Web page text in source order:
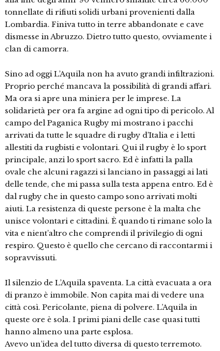
tonnellate di rifiuti solidi urbani provenienti dalla
Lombardia. Finiva tutto in terre abbandonate e cave
dismesse in Abruzzo. Dietro tutto questo, ovviamente i
clan di camorra.
Sino ad oggi L’Aquila non ha avuto grandi infiltrazioni.
Proprio perché mancava la possibilità di grandi affari.
Ma ora si apre una miniera per le imprese. La
solidarietà per ora fa argine ad ogni tipo di pericolo. Al
campo del Paganica Rugby mi mostrano i pacchi
arrivati da tutte le squadre di rugby d’Italia e i letti
allestiti da rugbisti e volontari. Qui il rugby è lo sport
principale, anzi lo sport sacro. Ed è infatti la palla
ovale che alcuni ragazzi si lanciano in passaggi ai lati
delle tende, che mi passa sulla testa appena entro. Ed è
dal rugby che in questo campo sono arrivati molti
aiuti. La resistenza di queste persone è la malta che
unisce volontari e cittadini. È quando ti rimane solo la
vita e nient’altro che comprendi il privilegio di ogni
respiro. Questo è quello che cercano di raccontarmi i
sopravvissuti.
Il silenzio de L’Aquila spaventa. La città evacuata a ora
di pranzo è immobile. Non capita mai di vedere una
città così. Pericolante, piena di polvere. L’Aquila in
queste ore è sola. I primi piani delle case quasi tutti
hanno almeno una parte esplosa.
Avevo un’idea del tutto diversa di questo terremoto.